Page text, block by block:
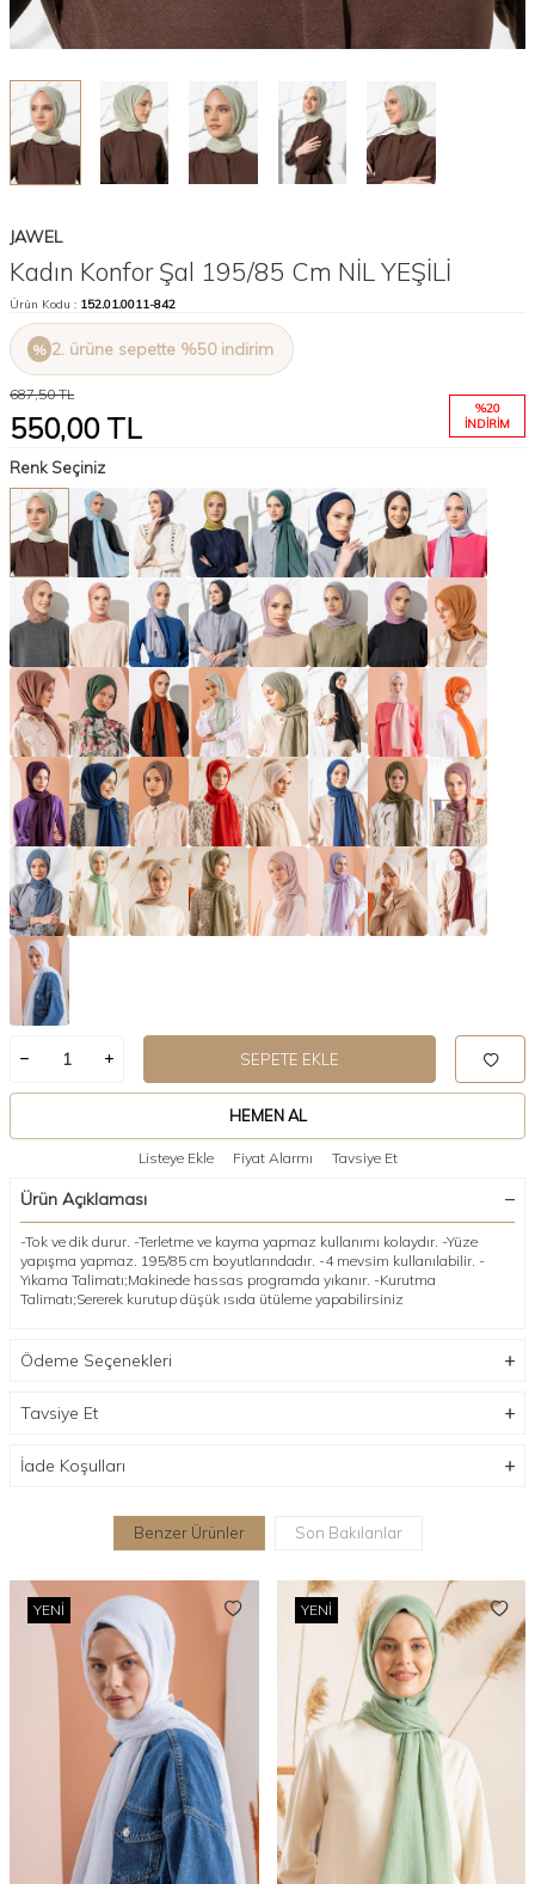
JAWEL
Kadın Konfor Şal 195/85 Cm NİL YEŞİLİ
Ürün Kodu : 152.01.0011-842
2. ürüne sepette %50 indirim
687,50TL
550,00TL
%20
İNDIRIM
Renk Seçiniz
SEPETE EKLE
HEMEN AL
Listeye Ekle Fiyat Alarmı Tavsiye Et
Ürün Açıklaması
-Tok ve dik durur. -Terletme ve kayma yapmaz kullanımı kolaydır. -Yüze
yapışma yapmaz. 195/85 cm boyutlarındadır. -4 mevsim kullanılabilir. -
Yıkama Talimatı;Makinede hassas programda yıkanır. -Kurutma
Talimatı;Sererek kurutup düşük ısıda ütüleme yapabilirsiniz
Ödeme Seçenekleri
Tavsiye Et
İade Koşulları
Benzer Ürünler Son Bakılanlar
YENI YENI